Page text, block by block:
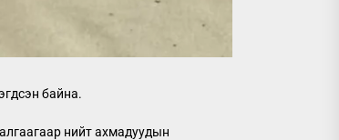
байна.
нийт ахмадуудын